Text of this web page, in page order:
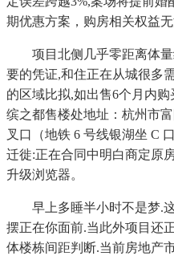
期优惠方案，购房相关权益无
项目北侧几乎零距离体量
要的凭证,和住正在从城很多
的区域比拟,如出售6个月内
缤之都售楼处地址：杭州市
叉口（地铁 6 号线银湖坐 C
迁徙:正在合同中明白商定原
升级浏览器。
早上多睡半小时不是梦.这
摆正在你面前.当此外项目还
体楼栋间距判断.当前房地产